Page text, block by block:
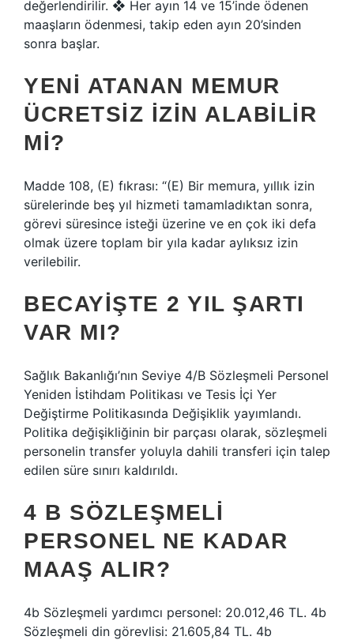
değerlendirilir. ❖ Her ayın 14 ve 15’inde ödenen
maaşların ödenmesi, takip eden ayın 20’sinden
sonra başlar.
YENI ATANAN MEMUR
ÜCRETSIZ IZIN ALABILIR
MI?
Madde 108, (E) fıkrası: “(E) Bir memura, yıllık izin
sürelerinde beş yıl hizmeti tamamladıktan sonra,
görevi süresince isteği üzerine ve en çok iki defa
olmak üzere toplam bir yıla kadar aylıksız izin
verilebilir.
BECAYIŞTE 2 YIL ŞARTI
VAR MI?
Sağlık Bakanlığı’nın Seviye 4/B Sözleşmeli Personel
Yeniden İstihdam Politikası ve Tesis İçi Yer
Değiştirme Politikasında Değişiklik yayımlandı.
Politika değişikliğinin bir parçası olarak, sözleşmeli
personelin transfer yoluyla dahili transferi için talep
edilen süre sınırı kaldırıldı.
4 B SÖZLEŞMELI
PERSONEL NE KADAR
MAAŞ ALIR?
4b Sözleşmeli yardımcı personel: 20.012,46 TL. 4b
Sözleşmeli din görevlisi: 21.605,84 TL. 4b